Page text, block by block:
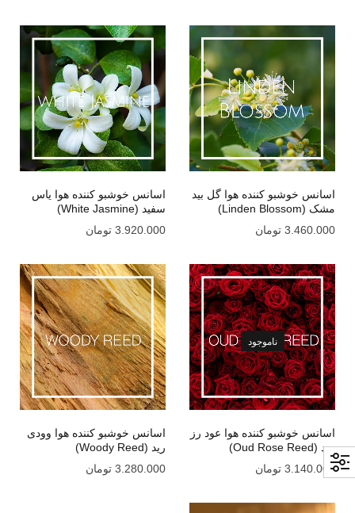
اسانس خوشبو کننده هوا گل بید
مشک (Linden Blossom)
3.460.000 تومان
اسانس خوشبو کننده هوا یاس
سفید (White Jasmine)
3.920.000 تومان
ناموجود
اسانس خوشبو کننده هوا عود رز
رید (Oud Rose Reed)
3.140.000 تومان
اسانس خوشبو کننده هوا وودی
رید (Woody Reed)
3.280.000 تومان